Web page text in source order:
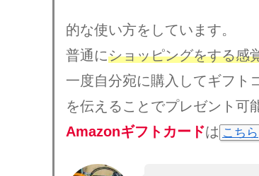
的な使い方をしています。
普通にショッピングをする感
一度自分宛に購入してギフト
を伝えることでプレゼント可
Amazonギフトカードは こちら